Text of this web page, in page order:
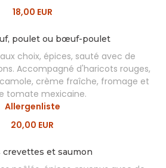
18,00 EUR
poulet ou bœuf-poulet
choix, épices, sauté avec de
Accompagné d'haricots rouges,
crème fraîche, fromage et
tomate mexicaine.
Allergenliste
20,00 EUR
crevettes et saumon